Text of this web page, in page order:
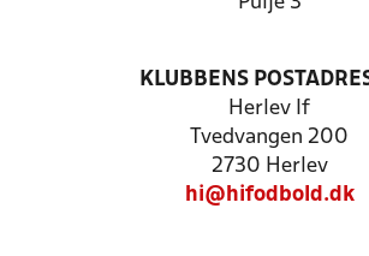
KLUBBENS
Herlev If
Tvedvangen 200
2730 Herlev
hi@hifodbold.dk